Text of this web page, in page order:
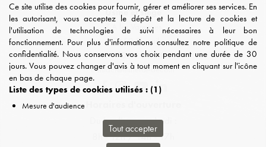
Ce site utilise des cookies pour fournir, gérer et améliorer ses services. En
les autorisant, vous acceptez le dépôt et la lecture de cookies et
l'utilisation de technologies de suivi nécessaires à leur bon
fonctionnement. Pour plus d'informations consultez notre politique de
confidentialité. Nous conservons vos choix pendant une durée de 30
jours. Vous pouvez changer d'avis à tout moment en cliquant sur l'icône
en bas de chaque page.
Liste des types de cookies utilisés : (1)
Mesure d'audience
Tout accepter
Usine et siège
Z.A les Varennes
03450 Ebreuil
04 70 41 21 34
contact@mineral-deco.fr
Du lundi au vendredi :
8h - 12h / 14h - 17h